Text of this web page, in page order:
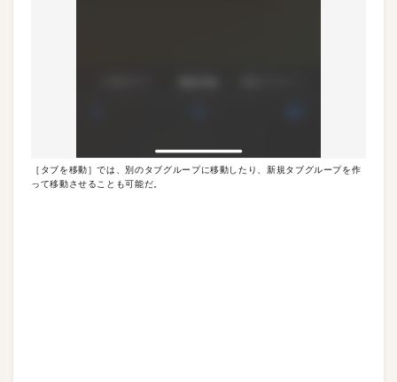
［タブを移動］では、別のタブグループに移動したり、新規タブグループを作
って移動させることも可能だ。